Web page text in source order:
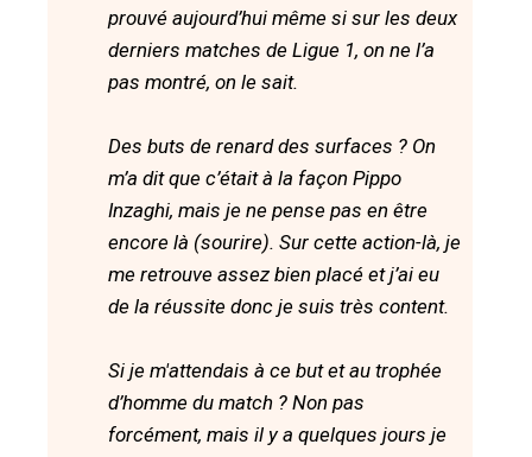
prouvé aujourd’hui même si sur les deux
derniers matches de Ligue 1, on ne l’a
pas montré, on le sait.
Des buts de renard des surfaces ? On
m’a dit que c’était à la façon Pippo
Inzaghi, mais je ne pense pas en être
encore là (sourire). Sur cette action-là, je
me retrouve assez bien placé et j’ai eu
de la réussite donc je suis très content.
Si je m'attendais à ce but et au trophée
d’homme du match ? Non pas
forcément, mais il y a quelques jours je